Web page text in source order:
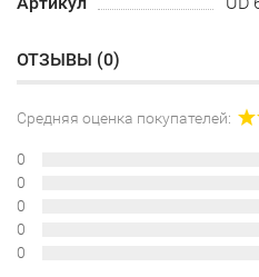
ОТЗЫВЫ (0)
Средняя оценка покупателей:
0
0
0
0
0